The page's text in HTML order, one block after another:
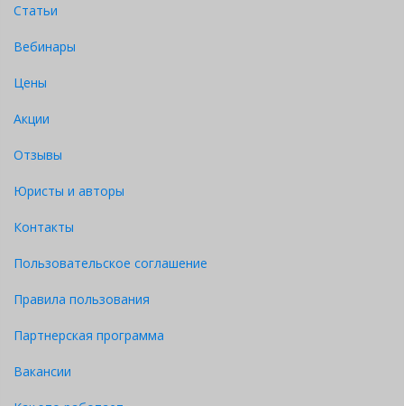
Статьи
Вебинары
Цены
Акции
Отзывы
Юристы и авторы
Контакты
Пользовательское соглашение
Правила пользования
Партнерская программа
Вакансии